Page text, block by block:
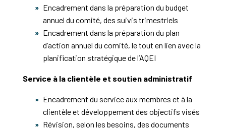
Encadrement dans la préparation du budget
annuel du comité, des suivis trimestriels
Encadrement dans la préparation du plan
d’action annuel du comité, le tout en lien avec la
planification stratégique de l’AQEI
Service à la clientèle et soutien administratif
Encadrement du service aux membres et à la
clientèle et développement des objectifs visés
Révision, selon les besoins, des documents